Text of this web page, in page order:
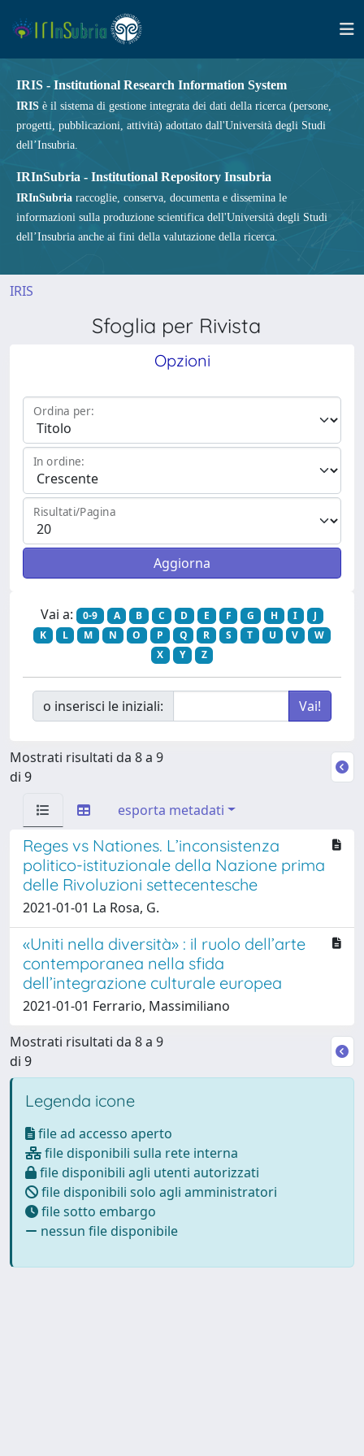
IRIS - Institutional Research Information System
IRIS è il sistema di gestione integrata dei dati della ricerca (persone,
progetti, pubblicazioni, attività) adottato dall'Università degli Studi
dell’Insubria.
IRInSubria - Institutional Repository Insubria
IRInSubria raccoglie, conserva, documenta e dissemina le
informazioni sulla produzione scientifica dell'Università degli Studi
dell’Insubria anche ai fini della valutazione della ricerca.
IRIS
Sfoglia per Rivista
Opzioni
Ordina per:
In ordine:
Risultati/Pagina
Vai a: 0-9 A B C D E F G H I
J
K
L M N O P Q R S T U V
W
X
Y Z
o inserisci le iniziali:
Mostrati risultati da 8 a 9
di 9
esporta metadati
Reges vs Nationes. L’inconsistenza
politico-istituzionale della Nazione prima
delle Rivoluzioni settecentesche
2021-01-01 La Rosa, G.
«Uniti nella diversità» : il ruolo dell’arte
contemporanea nella sfida
dell’integrazione culturale europea
2021-01-01 Ferrario, Massimiliano
Mostrati risultati da 8 a 9
di 9
Legenda icone
file ad accesso aperto
file disponibili sulla rete interna
file disponibili agli utenti autorizzati
file disponibili solo agli amministratori
file sotto embargo
nessun file disponibile